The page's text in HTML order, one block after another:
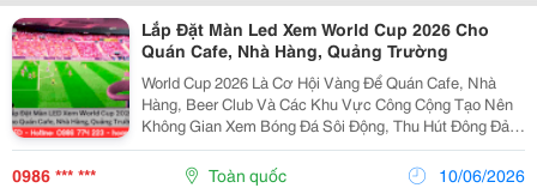
Lắp Đặt Màn Led Xem World Cup 2026 Cho
Quán Cafe, Nhà Hàng, Quảng Trường
World Cup 2026 Là Cơ Hội Vàng Để Quán Cafe, Nhà
Hàng, Beer Club Và Các Khu Vực Công Cộng Tạo Nên
Không Gian Xem Bóng Đá Sôi Động, Thu Hút Đông Đảo
Người Hâm Mộ. Thay Vì Sử Dụng Tivi Hoặc Máy Chiếu
Thông Thường, Nhiều Chủ Đầu Tư Đang Lựa Chọn Màn
0986 *** *** Toàn quốc 10/06/2026